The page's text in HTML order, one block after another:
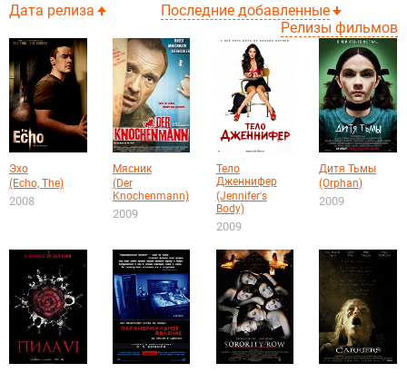
Дата релиза
Последние добавленные
Релизы фильмов
Эхо
(Echo, The)
2008
Мясник
(Der
Knochenmann)
2009
Тело
Дженнифер
(Jennifer's
Body)
2009
Дитя Тьмы
(Orphan)
2009